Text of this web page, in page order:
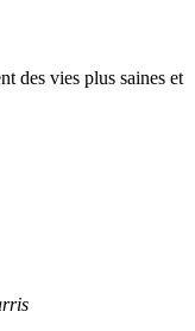
des vies plus saines et